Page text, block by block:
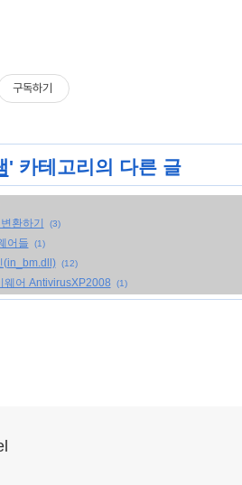
구독하기
' 카테고리의 다른 글
환하기 (3)
어들 (1)
(in_bm.dll) (12)
웨어 AntivirusXP2008 (1)